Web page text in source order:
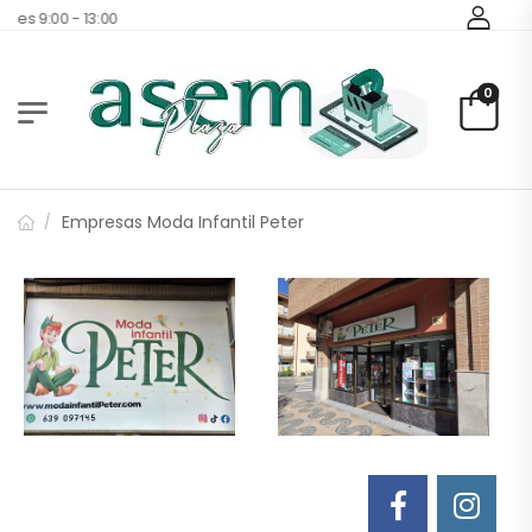
9:00 - 13:00
0
/ Empresas Moda Infantil Peter